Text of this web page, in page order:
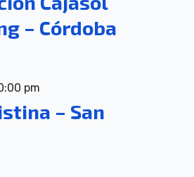
– Córdoba
pm
– San